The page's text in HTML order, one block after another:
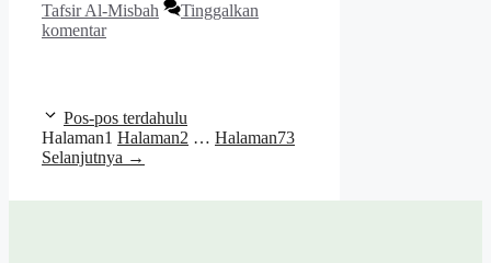
Tafsir Al-Misbah
Tinggalkan
komentar
Pos-pos terdahulu
Halaman1 Halaman2 … Halaman73
Selanjutnya →